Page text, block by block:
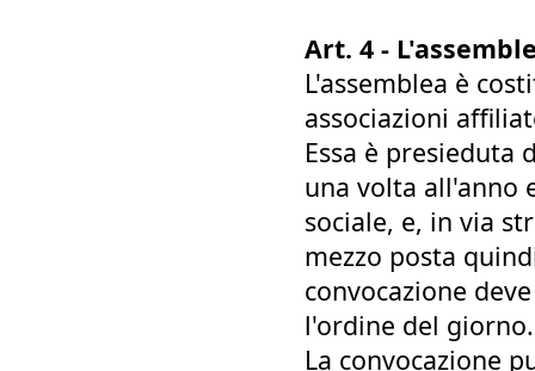
Art. 4 -
L'assemblea è
associazioni
Essa è presieduta
una volta all'anno
sociale, e, in via
mezzo posta
convocazione
l'ordine del giorno.
La convocazione